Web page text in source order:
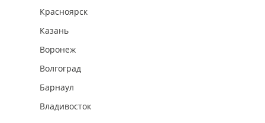
Красноярск
Казань
Воронеж
Волгоград
Барнаул
Владивосток